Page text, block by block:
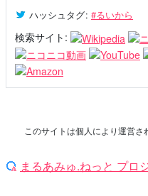
ハッシュタグ: #るいから
検索サイト:
このサイトは個人により運営さ
まるあみゅ.ねっと プロ